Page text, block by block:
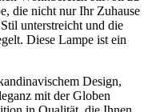
die nicht nur Ihr Zuhause
unterstreicht und die
Diese Lampe ist ein
Design,
mit der Globen